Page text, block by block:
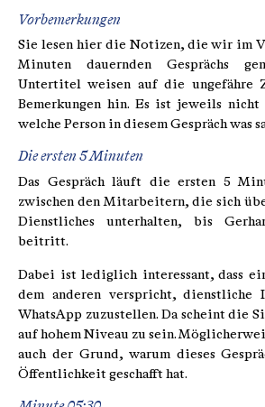
Vorbemerkungen
Sie lesen hier die Notizen, die wir im
Minuten dauernden Gesprächs
Untertitel weisen auf die ungefähre
Bemerkungen hin. Es ist jeweils nicht
welche Person in diesem Gespräch was
Die ersten 5 Minuten
Das Gespräch läuft die ersten 5
zwischen den Mitarbeitern, die sich
Dienstliches unterhalten, bis
beitritt.
Dabei ist lediglich interessant, dass
dem anderen verspricht, dienstliche
WhatsApp zuzustellen. Da scheint die
auf hohem Niveau zu sein.
auch der Grund, warum dieses
Öffentlichkeit geschafft hat.